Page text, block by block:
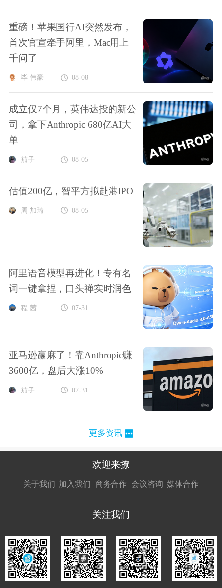
重磅！苹果国行AI突然发布，
首次官宣牵手阿里，Mac用上
千问了
毕 伟豪 08-08
成立仅7个月，英伟达投的新公
司，拿下Anthropic 680亿AI大
单
茄子 08-05
估值200亿，智平方拟赴港IPO
周 加琦 08-05
阿里语音模型再进化！专有名
词一键拿捏，口头禅实时润色
程 茜 07-31
亚马逊赢麻了！靠Anthropic赚
3600亿，盘后大涨10%
茄子 07-31
更多资讯
欢迎来撩
关于我们 加入我们
接扔简历
商务合作
接开聊
会议咨询 媒体合作
接开聊
关注我们